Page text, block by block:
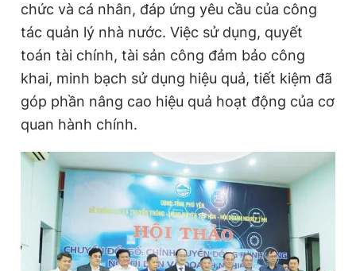
chức và cá nhân, đáp ứng yêu cầu của công
tác quản lý nhà nước. Việc sử dụng, quyết
toán tài chính, tài sản công đảm bảo công
khai, minh bạch sử dụng hiệu quả, tiết kiệm đã
góp phần nâng cao hiệu quả hoạt động của cơ
quan hành chính.